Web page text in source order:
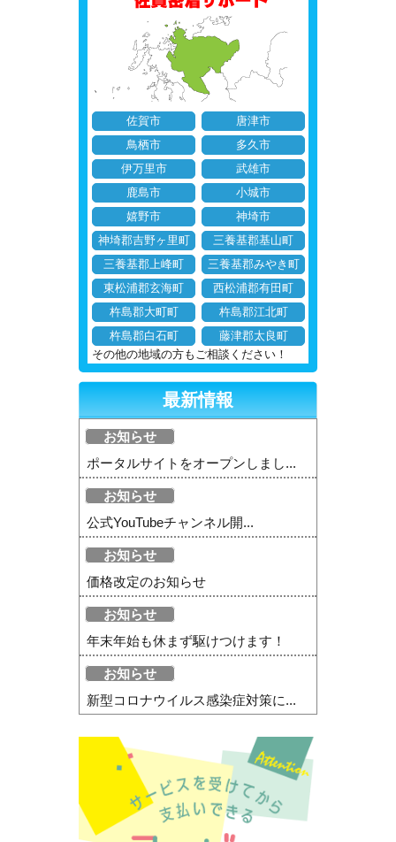
佐賀市
唐津市
鳥栖市
多久市
伊万里市
武雄市
鹿島市
小城市
嬉野市
神埼市
神埼郡吉野ヶ里町
三養基郡基山町
三養基郡上峰町
三養基郡みやき町
東松浦郡玄海町
西松浦郡有田町
杵島郡大町町
杵島郡江北町
杵島郡白石町
藤津郡太良町
その他の地域の方もご相談ください！
最新情報
お知らせ
ポータルサイトをオープンしまし...
お知らせ
公式YouTubeチャンネル開...
お知らせ
価格改定のお知らせ
お知らせ
年末年始も休まず駆けつけます！
お知らせ
新型コロナウイルス感染症対策に...